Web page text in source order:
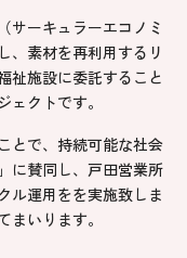
サーキュラーエコノミ
、素材を再利用するリ
祉施設に委託すること
クトです。
とで、持続可能な社会
に賛同し、戸田営業所
ル運用をを実施致しま
いります。